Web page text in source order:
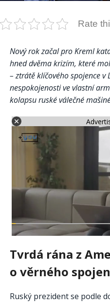
Rate
Nový rok začal pro Kreml
hned dvěma krizím, které
– ztrátě klíčového spojence v
nespokojenosti ve vlastní
kolapsu ruské válečné
Tvrdá rána z
o věrného
Ruský prezident se podle